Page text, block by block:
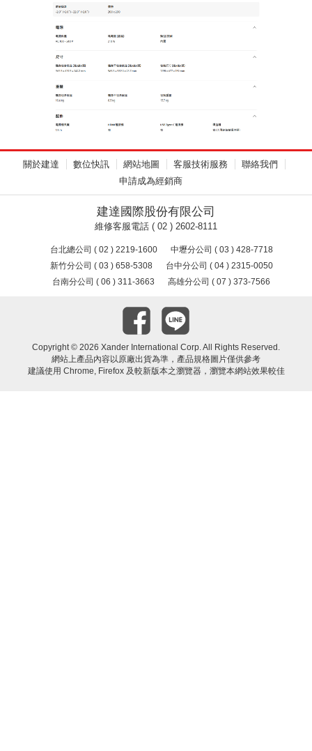
關於建達 數位快訊 網站地圖 客服技術服務
聯絡我們
申請成為經銷商
建達國際股份有限公司
維修客服電話 ( 02 ) 2602-8111
台北總公司 ( 02 ) 2219-1600
中壢分公司 ( 03 ) 428-7718
新竹分公司 ( 03 ) 658-5308
台中分公司 ( 04 ) 2315-0050
台南分公司 ( 06 ) 311-3663
高雄分公司 ( 07 ) 373-7566
Copyright © 2026 Xander International Corp. All Rights Reserved.
網站上產品內容以原廠出貨為準，產品規格圖片僅供參考
建議使用 Chrome, Firefox 及較新版本之瀏覽器，瀏覽本網站效果較佳